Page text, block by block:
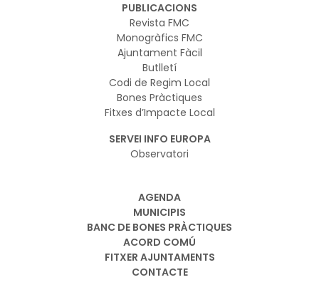
PUBLICACIONS
Revista FMC
Monogràfics FMC
Ajuntament Fàcil
Butlletí
Codi de Regim Local
Bones Pràctiques
Fitxes d’Impacte Local
SERVEI INFO EUROPA
Observatori
AGENDA
MUNICIPIS
BANC DE BONES PRÀCTIQUES
ACORD COMÚ
FITXER AJUNTAMENTS
CONTACTE